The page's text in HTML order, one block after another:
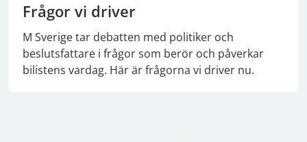
Frågor vi driver
M Sverige tar debatten med politiker och
beslutsfattare i frågor som berör och påverkar
bilistens vardag. Här är frågorna vi driver nu.